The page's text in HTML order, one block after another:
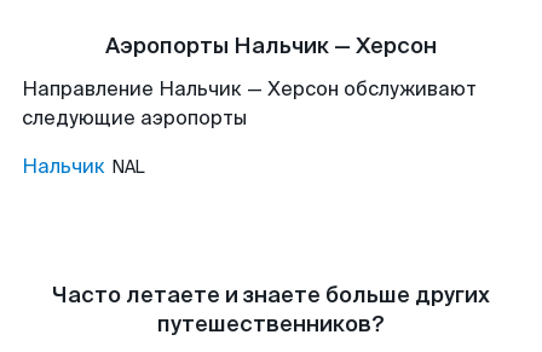
Аэропорты Нальчик — Херсон
Направление Нальчик — Херсон обслуживают
следующие аэропорты
Нальчик NAL
Часто летаете и знаете больше других
путешественников?